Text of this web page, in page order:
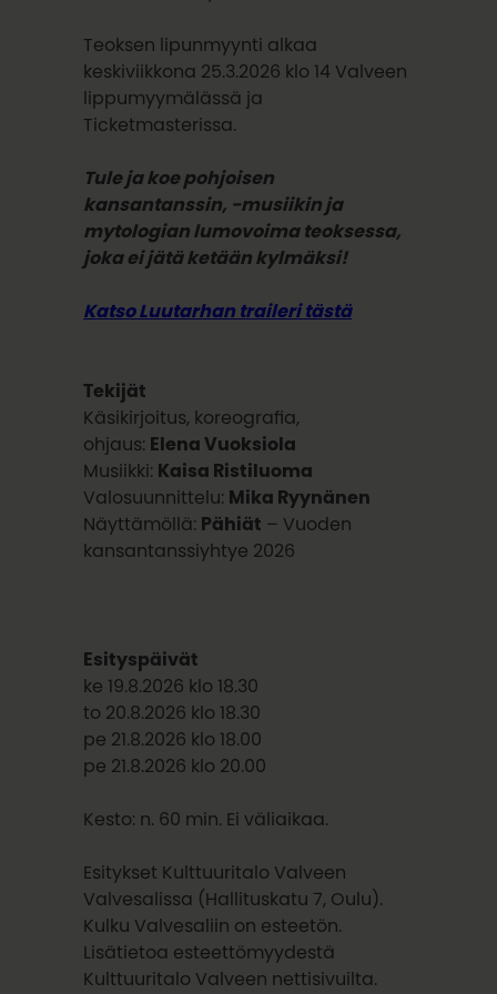
Teoksen lipunmyynti alkaa
keskiviikkona 25.3.2026 klo 14 Valveen
lippumyymälässä ja
Ticketmasterissa.
Tule ja koe pohjoisen
kansantanssin, -musiikin ja
mytologian lumovoima teoksessa,
joka ei jätä ketään kylmäksi!
Katso Luutarhan traileri tästä
Tekijät
Käsikirjoitus, koreografia,
ohjaus: Elena Vuoksiola
Musiikki: Kaisa Ristiluoma
Valosuunnittelu: Mika Ryynänen
Näyttämöllä: Pähiät – Vuoden
kansantanssiyhtye 2026
Esityspäivät
ke 19.8.2026 klo 18.30
to 20.8.2026 klo 18.30
pe 21.8.2026 klo 18.00
pe 21.8.2026 klo 20.00
Kesto: n. 60 min. Ei väliaikaa.
Esitykset Kulttuuritalo Valveen
Valvesalissa (Hallituskatu 7, Oulu).
Kulku Valvesaliin on esteetön.
Lisätietoa esteettömyydestä
Kulttuuritalo Valveen nettisivuilta.